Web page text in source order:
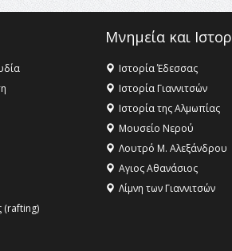
(rafting)
Μνημεία και
Ιστορία Έδεσσας
Ιστορία Γιαννιτσών
Ιστορία της Αλμωπίας
Μουσείο Νερού
Λουτρό Μ. Αλεξάνδρου
Αγιος Αθανάσιος
Λίμνη των Γιαννιτσών